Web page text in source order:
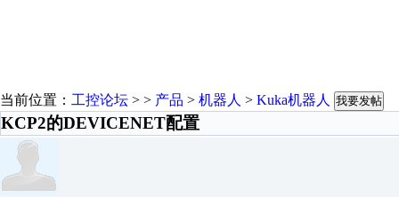
当前位置： 工控论坛 > > 产品 > 机器人 > Kuka机器人 我要发帖
KCP2的DEVICENET配置